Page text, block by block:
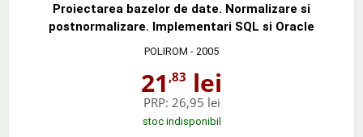
Proiectarea bazelor de date. Normalizare si
postnormalizare. Implementari SQL si Oracle
POLIROM - 2005
21 ,83 lei
PRP: 26,95 lei
stoc indisponibil